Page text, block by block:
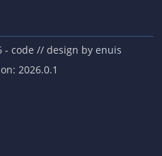
- code // design by enuis
2026.0.1